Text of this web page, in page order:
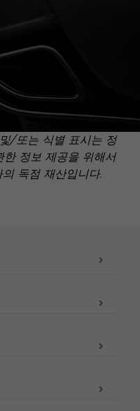
/또는 식별 표시는 정
정보 제공을 위해서
독점 재산입니다.